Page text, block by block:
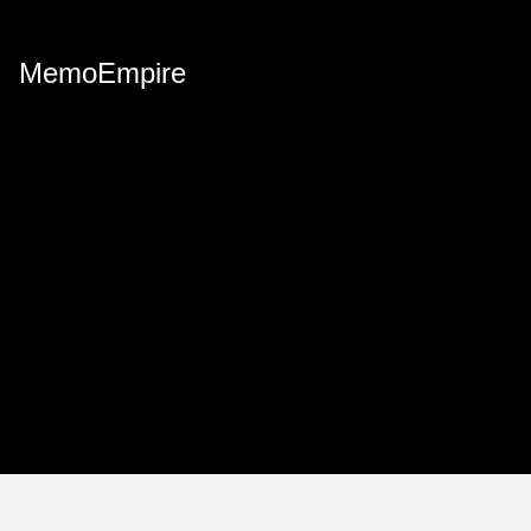
MemoEmpire